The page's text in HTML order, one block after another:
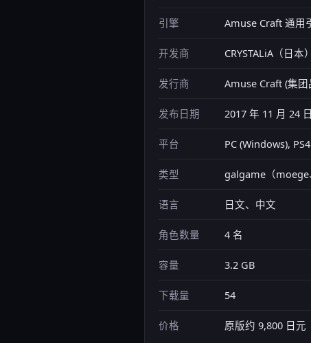
引擎 Amuse Craft 通用
开发商 CRYSTALiA（日本）
发行商 Amuse Craft (集团
发布日期 2017 年 11 月 24
平台 PC (Windows),
类型 galgame（moege
语言 日文、中文
角色数量 4 名
容量 3.2 GB
下载量 54
价格 原版约 9,800 日元